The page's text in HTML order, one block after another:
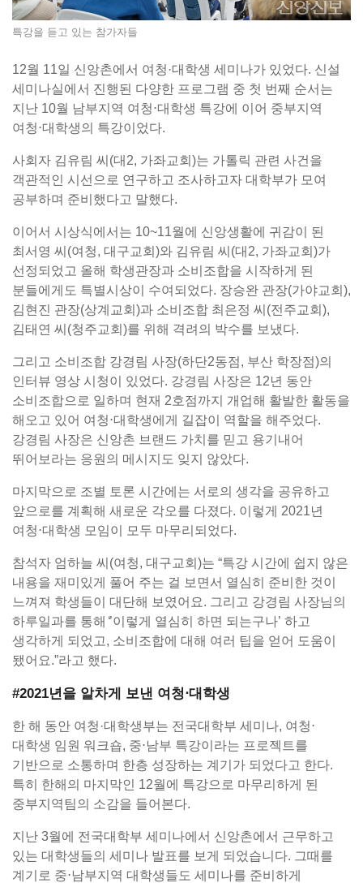
특강을 듣고 있는 참가자들
12월 11일 신앙촌에서 여청·대학생 세미나가 있었다. 신설
세미나실에서 진행된 다양한 프로그램 중 첫 번째 순서는
지난 10월 남부지역 여청⋅대학생 특강에 이어 중부지역
여청⋅대학생의 특강이었다.
사회자 김유림 씨(대2, 가좌교회)는 가톨릭 관련 사건을
객관적인 시선으로 연구하고 조사하고자 대학부가 모여
공부하며 준비했다고 말했다.
이어서 시상식에서는 10~11월에 신앙생활에 귀감이 된
최서영 씨(여청, 대구교회)와 김유림 씨(대2, 가좌교회)가
선정되었고 올해 학생관장과 소비조합을 시작하게 된
분들에게도 특별시상이 수여되었다. 장승완 관장(가야교회),
김현진 관장(상계교회)과 소비조합 최은정 씨(전주교회),
김태연 씨(청주교회)를 위해 격려의 박수를 보냈다.
그리고 소비조합 강경림 사장(하단2동점, 부산 학장점)의
인터뷰 영상 시청이 있었다. 강경림 사장은 12년 동안
소비조합으로 일하며 현재 2호점까지 개업해 활발한 활동을
해오고 있어 여청⋅대학생에게 길잡이 역할을 해주었다.
강경림 사장은 신앙촌 브랜드 가치를 믿고 용기내어
뛰어보라는 응원의 메시지도 잊지 않았다.
마지막으로 조별 토론 시간에는 서로의 생각을 공유하고
앞으로를 계획해 새로운 각오를 다졌다. 이렇게 2021년
여청⋅대학생 모임이 모두 마무리되었다.
참석자 엄하늘 씨(여청, 대구교회)는 “특강 시간에 쉽지 않은
내용을 재미있게 풀어 주는 걸 보면서 열심히 준비한 것이
느껴져 학생들이 대단해 보였어요. 그리고 강경림 사장님의
하루일과를 통해 ̒’이렇게 열심히 하면 되는구나’ 하고
생각하게 되었고, 소비조합에 대해 여러 팁을 얻어 도움이
됐어요.”라고 했다.
#2021년을 알차게 보낸 여청⋅대학생
한 해 동안 여청·대학생부는 전국대학부 세미나, 여청⋅
대학생 임원 워크숍, 중⋅남부 특강이라는 프로젝트를
기반으로 소통하며 한층 성장하는 계기가 되었다고 한다.
특히 한해의 마지막인 12월에 특강으로 마무리하게 된
중부지역팀의 소감을 들어본다.
지난 3월에 전국대학부 세미나에서 신앙촌에서 근무하고
있는 대학생들의 세미나 발표를 보게 되었습니다. 그때를
계기로 중⋅남부지역 대학생들도 세미나를 준비하게